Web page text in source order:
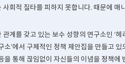
사회적 질타를 피하지 못합니다. 때문에 매
계를 갖고 있는 보수 성향의 연구소인 ‘
소’에서 구체적인 정책 제안집을 만들고
을 통해 끊임없이 자신들의 이념을 정책에